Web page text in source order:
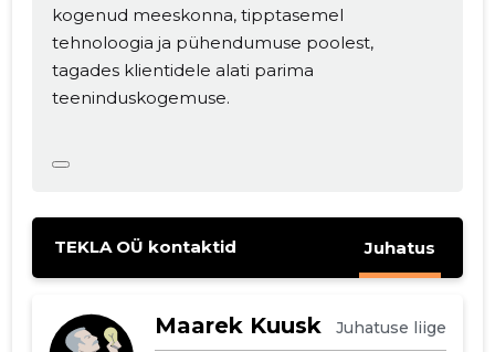
kogenud meeskonna, tipptasemel
tehnoloogia ja pühendumuse poolest,
tagades klientidele alati parima
teeninduskogemuse.
TEKLA OÜ kontaktid Juhatus
Maarek Kuusk Juhatuse liige